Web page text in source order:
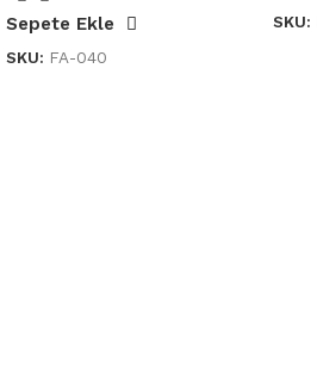
Sepete Ekle
SKU: FA-040
SKU: